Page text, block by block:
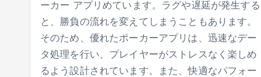
ーカー アプリめています。ラグや遅延が発生する
と、勝負の流れを変えてしまうこともあります。
そのため、優れたポーカーアプリは、迅速なデー
タ処理を行い、プレイヤーがストレスなく楽しめ
るよう設計されています。また、快適なパフォー